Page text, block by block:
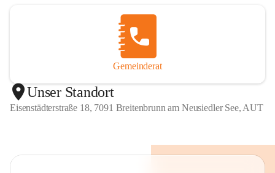
Gemeinderat
Unser Standort
Eisenstädterstraße 18, 7091 Breitenbrunn am Neusiedler See, AUT